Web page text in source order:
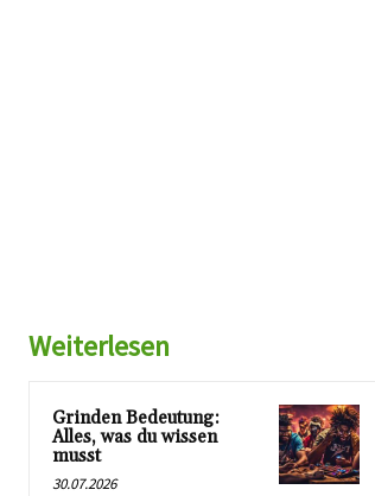
Weiterlesen
Grinden Bedeutung:
Alles, was du wissen
musst
30.07.2026